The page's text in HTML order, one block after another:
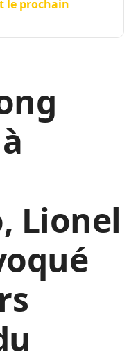
le prochain
Lionel